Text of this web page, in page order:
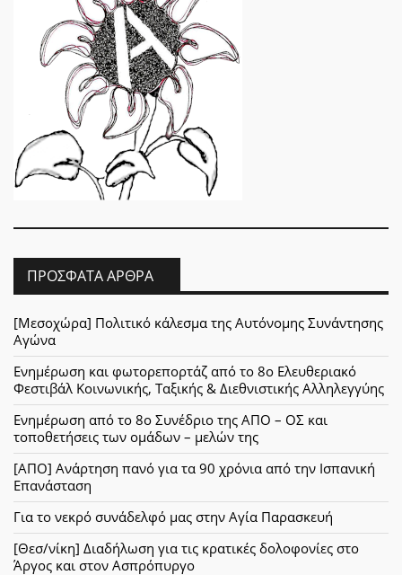
ΠΡΌΣΦΑΤΑ ΆΡΘΡΑ
[Μεσοχώρα] Πολιτικό κάλεσμα της Αυτόνομης Συνάντησης
Αγώνα
Ενημέρωση και φωτορεπορτάζ από το 8ο Ελευθεριακό
Φεστιβάλ Κοινωνικής, Ταξικής & Διεθνιστικής Αλληλεγγύης
Ενημέρωση από το 8ο Συνέδριο της ΑΠΟ – ΟΣ και
τοποθετήσεις των ομάδων – μελών της
[ΑΠΟ] Ανάρτηση πανό για τα 90 χρόνια από την Ισπανική
Επανάσταση
Για το νεκρό συνάδελφό μας στην Αγία Παρασκευή
[Θεσ/νίκη] Διαδήλωση για τις κρατικές δολοφονίες στο
Άργος και στον Ασπρόπυργο